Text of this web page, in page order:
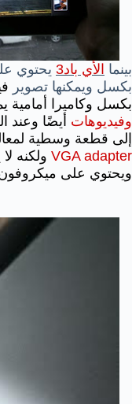
بينما الأي باد3
بكسل ويمكنها تصوير
بكسل وكاميرا أمامية
وفيديوهات أيضًا وعند
إلى قطعة وسطية
VGA adapter ولكنه
ويحتوي على